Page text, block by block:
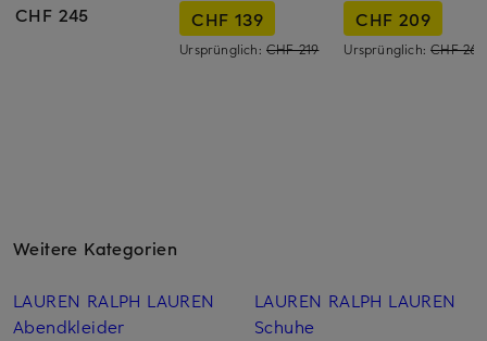
CHF 245 CHF 139
Ursprünglich: CHF 219
CHF 209
Ursprünglich:CHF 269
Weitere Kategorien
LAUREN RALPH LAUREN
Abendkleider
LAUREN RALPH LAUREN
Schuhe